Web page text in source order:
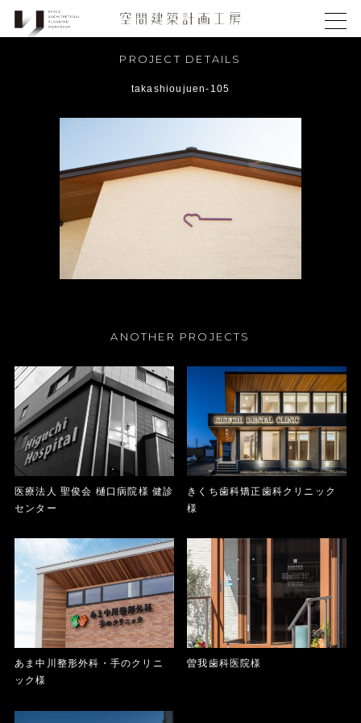
PROJECT DETAILS
takashioujuen-105
ANOTHER PROJECTS
医療法人 聖俊会 樋口病院様 健診
センター
きくち歯科矯正歯科クリニック
様
あま中川整形外科・手のクリニ
ック様
曽我歯科医院様